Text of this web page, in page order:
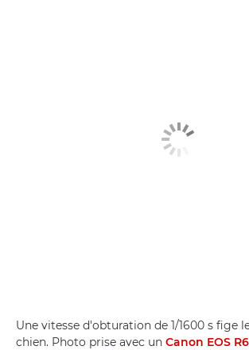
Une vitesse d'obturation de 1/1600 s fige
chien. Photo prise avec un Canon EOS R6